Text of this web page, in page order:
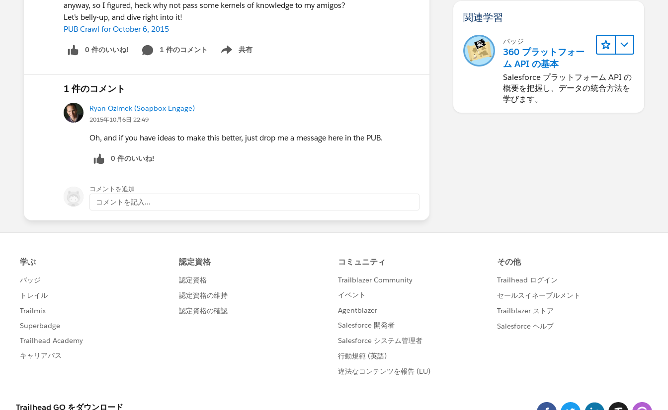
anyway, so I figured, heck why not pass some kernels of knowledge to my amigos?
Let’s belly-up, and dive right into it!
PUB Crawl for October 6, 2015
0 件のいいね! 1 件のコメント 共有
Show menu
1 件のコメント
Ryan Ozimek (Soapbox Engage)
2015年10月6日 22:49
Oh, and if you have ideas to make this better, just drop me a message here in the PUB.
0 件のいいね!
コメントを追加
コメントを記入...
関連学習
バッジ
360 プラットフォー
ム API の基本
Salesforce プラットフォーム API の
概要を把握し、データの統合方法を
学びます。